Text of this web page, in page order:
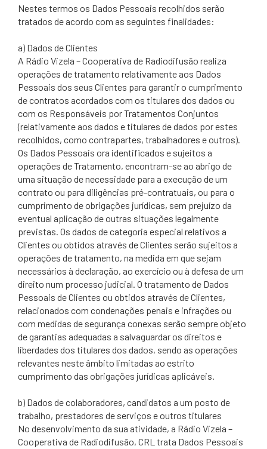
Nestes termos os Dados Pessoais recolhidos serão
tratados de acordo com as seguintes finalidades:
a) Dados de Clientes
A Rádio Vizela – Cooperativa de Radiodifusão realiza
operações de tratamento relativamente aos Dados
Pessoais dos seus Clientes para garantir o cumprimento
de contratos acordados com os titulares dos dados ou
com os Responsáveis por Tratamentos Conjuntos
(relativamente aos dados e titulares de dados por estes
recolhidos, como contrapartes, trabalhadores e outros).
Os Dados Pessoais ora identificados e sujeitos a
operações de Tratamento, encontram-se ao abrigo de
uma situação de necessidade para a execução de um
contrato ou para diligências pré-contratuais, ou para o
cumprimento de obrigações jurídicas, sem prejuízo da
eventual aplicação de outras situações legalmente
previstas. Os dados de categoria especial relativos a
Clientes ou obtidos através de Clientes serão sujeitos a
operações de tratamento, na medida em que sejam
necessários à declaração, ao exercício ou à defesa de um
direito num processo judicial. O tratamento de Dados
Pessoais de Clientes ou obtidos através de Clientes,
relacionados com condenações penais e infrações ou
com medidas de segurança conexas serão sempre objeto
de garantias adequadas a salvaguardar os direitos e
liberdades dos titulares dos dados, sendo as operações
relevantes neste âmbito limitadas ao estrito
cumprimento das obrigações jurídicas aplicáveis.
b) Dados de colaboradores, candidatos a um posto de
trabalho, prestadores de serviços e outros titulares
No desenvolvimento da sua atividade, a Rádio Vizela –
Cooperativa de Radiodifusão, CRL trata Dados Pessoais